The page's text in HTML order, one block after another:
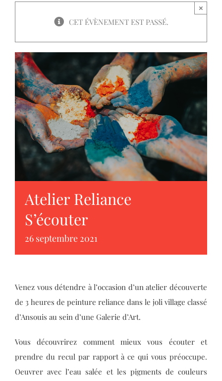
CET ÉVÈNEMENT EST PASSÉ.
×
Atelier Reliance
S’écouter
26 septembre 2021
Venez vous détendre à l’occasion d’un atelier découverte
de 3 heures de peinture reliance dans le joli village classé
d’Ansouis au sein d’une Galerie d’Art.
Vous découvrirez comment mieux vous écouter et
prendre du recul par rapport à ce qui vous préoccupe.
Oeuvrer avec l’eau salée et les pigments de couleurs